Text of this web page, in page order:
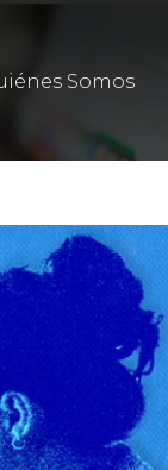
Somos